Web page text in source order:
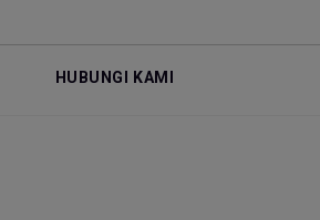
HUBUNGI KAMI